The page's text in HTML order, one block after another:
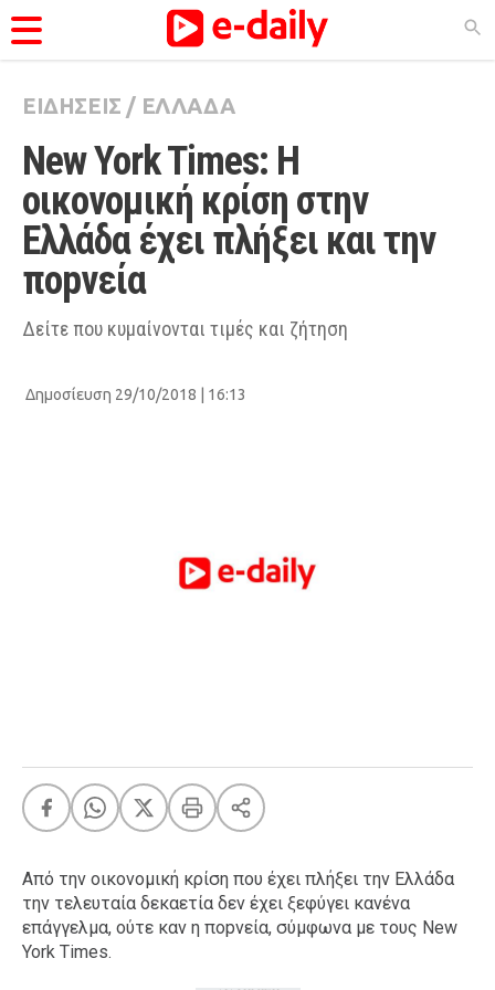
ΚΑΤΗΓΟΡΊΕΣ
Ειδήσεις
Θέματα
Videos
Podcasts
Viral
City Guide
A-List LGBTQI+
Xmas
LIFE
ΕΙΔΗΣΕΙΣ / ΕΛΛΑΔΑ
New York Times: Η
οικονομική κρίση στην
Ελλάδα έχει πλήξει και την
ποpνεία
Δείτε που κυμαίνονται τιμές και ζήτηση
Δημοσίευση 29/10/2018 | 16:13
Από την οικονομική κρίση που έχει πλήξει την Ελλάδα
την τελευταία δεκαετία δεν έχει ξεφύγει κανένα
επάγγελμα, ούτε καν η ποpνεία, σύμφωνα με τους New
York Times.